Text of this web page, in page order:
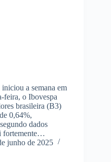
a semana em
feira, o Ibovespa
brasileira (B3)
0,64%,
dados
fortemente…
junho de 2025